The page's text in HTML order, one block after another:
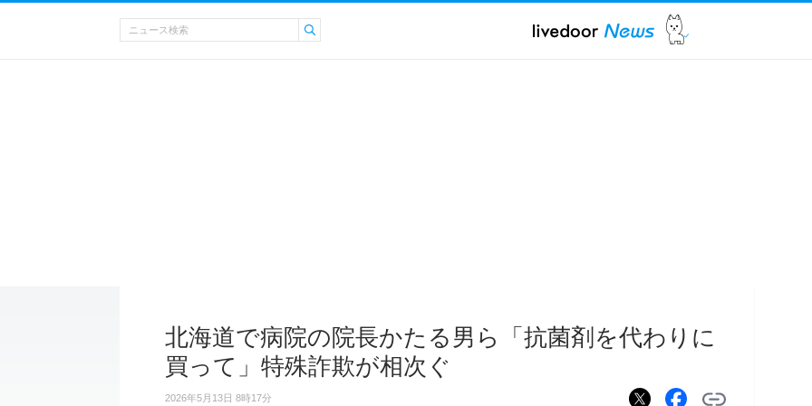
北海道で病院の院長かたる男ら「抗菌剤を代わりに
買って」特殊詐欺が相次ぐ
2026年5月13日 8時17分